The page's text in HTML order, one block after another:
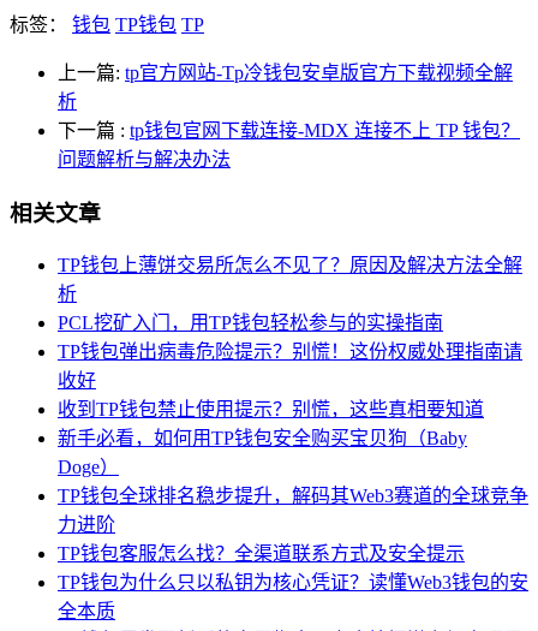
标签： 钱包 TP钱包 TP
上一篇: tp官方网站-Tp冷钱包安卓版官方下载视频全解
析
下一篇 : tp钱包官网下载连接-MDX 连接不上 TP 钱包？
问题解析与解决办法
相关文章
TP钱包上薄饼交易所怎么不见了？原因及解决方法全解
析
PCL挖矿入门，用TP钱包轻松参与的实操指南
TP钱包弹出病毒危险提示？别慌！这份权威处理指南请
收好
收到TP钱包禁止使用提示？别慌，这些真相要知道
新手必看，如何用TP钱包安全购买宝贝狗（Baby
Doge）
TP钱包全球排名稳步提升，解码其Web3赛道的全球竞争
力进阶
TP钱包客服怎么找？全渠道联系方式及安全提示
TP钱包为什么只以私钥为核心凭证？读懂Web3钱包的安
全本质